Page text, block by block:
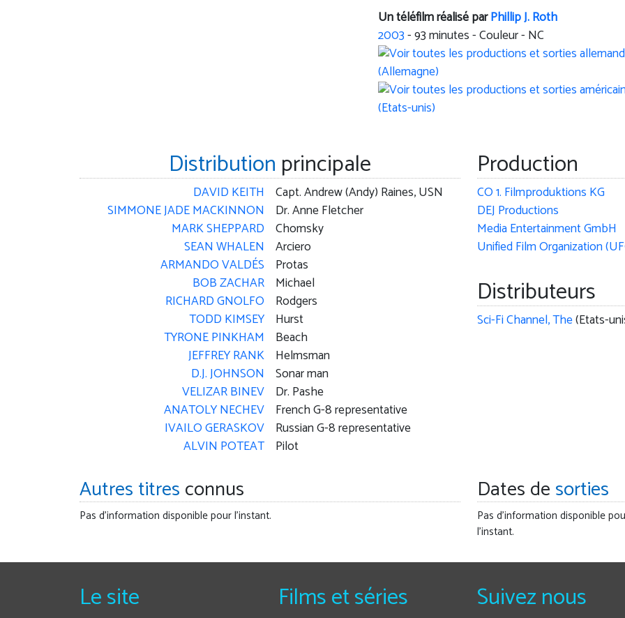
Un téléfilm réalisé parPhillip J. Roth
2003-93minutes - Couleur - NC
Distribution principale
DAVID KEITH
SIMMONE JADE MACKINNON
MARK SHEPPARD
SEAN WHALEN
ARMANDO VALDÉS
BOB ZACHAR
RICHARD GNOLFO
TODD KIMSEY
TYRONE PINKHAM
JEFFREY RANK
D.J. JOHNSON
VELIZAR BINEV
ANATOLY NECHEV
IVAILO GERASKOV
ALVIN POTEAT
Capt. Andrew (Andy) Raines, USN
Dr. Anne Fletcher
Chomsky
Arciero
Protas
Michael
Rodgers
Hurst
Beach
Helmsman
Sonar man
Dr. Pashe
French G-8 representative
Russian G-8 representative
Pilot
Production
CO 1. Filmproduktions KG
DEJ Productions
Media Entertainment GmbH
Unified Film Organization
Distributeurs
Sci-Fi Channel, The(Etats-
Autres titresconnus
Pas d'information disponible pour l'instant.
Dates desorties
Pas d'information disponible
l'instant.
Le site Films et séries Suivez nous